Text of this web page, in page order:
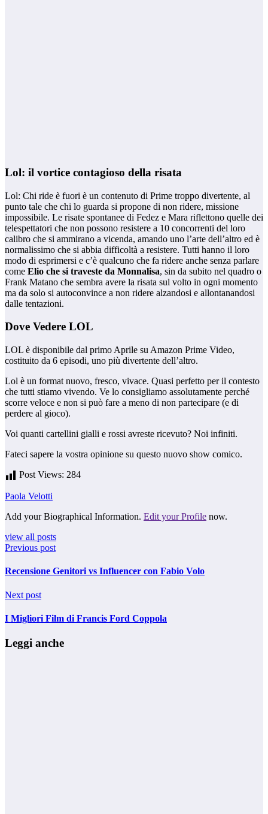
Lol: il vortice contagioso della risata
Lol: Chi ride è fuori è un contenuto di Prime troppo divertente, al
punto tale che chi lo guarda si propone di non ridere, missione
impossibile. Le risate spontanee di Fedez e Mara riflettono quelle dei
telespettatori che non possono resistere a 10 concorrenti del loro
calibro che si ammirano a vicenda, amando uno l’arte dell’altro ed è
normalissimo che si abbia difficoltà a resistere. Tutti hanno il loro
modo di esprimersi e c’è qualcuno che fa ridere anche senza parlare
come Elio che si traveste da Monnalisa, sin da subito nel quadro o
Frank Matano che sembra avere la risata sul volto in ogni momento
ma da solo si autoconvince a non ridere alzandosi e allontanandosi
dalle tentazioni.
Dove Vedere LOL
LOL è disponibile dal primo Aprile su Amazon Prime Video,
costituito da 6 episodi, uno più divertente dell’altro.
Lol è un format nuovo, fresco, vivace. Quasi perfetto per il contesto
che tutti stiamo vivendo. Ve lo consigliamo assolutamente perché
scorre veloce e non si può fare a meno di non partecipare (e di
perdere al gioco).
Voi quanti cartellini gialli e rossi avreste ricevuto? Noi infiniti.
Fateci sapere la vostra opinione su questo nuovo show comico.
Post Views: 284
Paola Velotti
Add your Biographical Information. Edit your Profile now.
view all posts
Previous post
Recensione Genitori vs Influencer con Fabio Volo
Next post
I Migliori Film di Francis Ford Coppola
Leggi anche